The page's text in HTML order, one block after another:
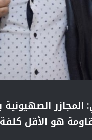
الصهيونية
هو الأقل